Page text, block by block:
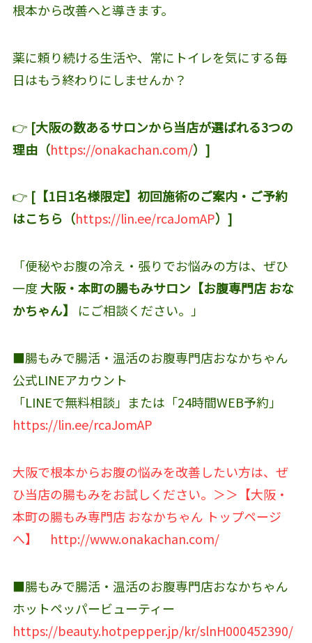
根本から改善へと導きます。
薬に頼り続ける生活や、常にトイレを気にする毎
日はもう終わりにしませんか？
👉 [大阪の数あるサロンから当店が選ばれる3つの
理由（https://onakachan.com/）]
👉 [【1日1名様限定】初回施術のご案内・ご予約
はこちら（https://lin.ee/rcaJomAP）]
「便秘やお腹の冷え・張りでお悩みの方は、ぜひ
一度大阪・本町の腸もみサロン【お腹専門店 おな
かちゃん】
にご相談ください。」
■腸もみで腸活・温活のお腹専門店おなかちゃん
公式LINEアカウント‬
「LINEで無料相談」または「24時間WEB予約」
https://lin.ee/rcaJomAP
大阪で根本からお腹の悩みを改善したい方は、ぜ
ひ当店の腸もみをお試しください。＞＞【大阪・
本町の腸もみ専門店 おなかちゃん トップページ
へ】
http://www.onakachan.com/
■腸もみで腸活・温活のお腹専門店おなかちゃん
ホットペッパービューティー
https://beauty.hotpepper.jp/kr/slnH000452390/